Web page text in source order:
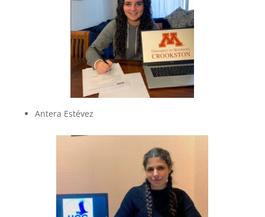
Antera Estévez